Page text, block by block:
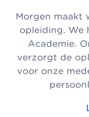
Morgen maakt
opleiding. We
Academie.
verzorgt de
voor onze